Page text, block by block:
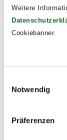
Weitere
Cookiebanner.
Notwendig
Präferenzen